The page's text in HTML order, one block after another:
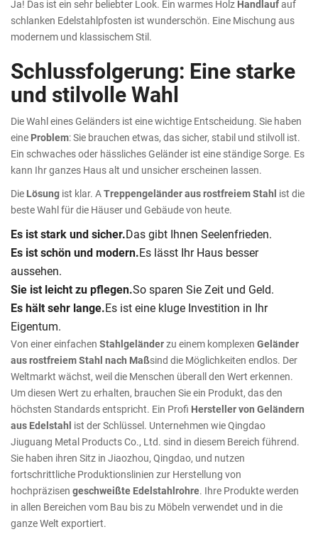
Ja! Das ist ein sehr beliebter Look. Ein warmes Holz Handlaufauf
schlanken Edelstahlpfosten ist wunderschön. Eine Mischung aus
modernem und klassischem Stil.
Schlussfolgerung: Eine starke
und stilvolle Wahl
Die Wahl eines Geländers ist eine wichtige Entscheidung. Sie haben
eine Problem: Sie brauchen etwas, das sicher, stabil und stilvoll ist.
Ein schwaches oder hässliches Geländer ist eine ständige Sorge. Es
kann Ihr ganzes Haus alt und unsicher erscheinen lassen.
Die Lösung ist klar. ATreppengeländer aus rostfreiem Stahl ist die
beste Wahl für die Häuser und Gebäude von heute.
Es ist stark und sicher.Das gibt Ihnen Seelenfrieden.
Es ist schön und modern.Es lässt Ihr Haus besser
aussehen.
Sie ist leicht zu pflegen.So sparen Sie Zeit und Geld.
Es hält sehr lange.Es ist eine kluge Investition in Ihr
Eigentum.
Von einer einfachen Stahlgeländerzu einem komplexen Geländer
aus rostfreiem Stahl nach Maßsind die Möglichkeiten endlos. Der
Weltmarkt wächst, weil die Menschen überall den Wert erkennen.
Um diesen Wert zu erhalten, brauchen Sie ein Produkt, das den
höchsten Standards entspricht. Ein Profi Hersteller von Geländern
aus Edelstahl ist der Schlüssel. Unternehmen wie Qingdao
Jiuguang Metal Products Co., Ltd. sind in diesem Bereich führend.
Sie haben ihren Sitz in Jiaozhou, Qingdao, und nutzen
fortschrittliche Produktionslinien zur Herstellung von
hochpräzisen geschweißte Edelstahlrohre. Ihre Produkte werden
in allen Bereichen vom Bau bis zu Möbeln verwendet und in die
ganze Welt exportiert.